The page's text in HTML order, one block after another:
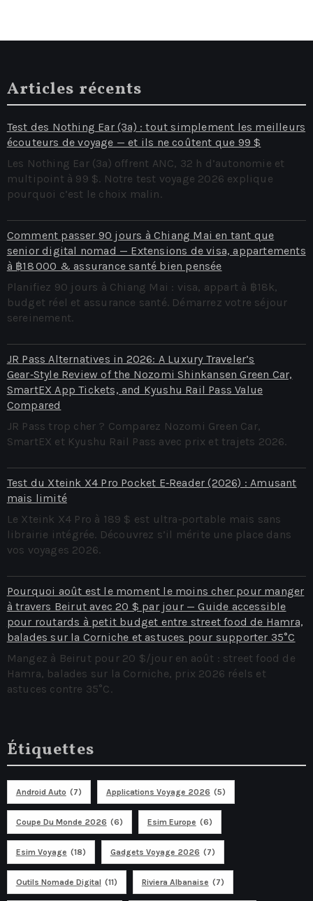
Articles récents
Test des Nothing Ear (3a) : tout simplement les meilleurs
écouteurs de voyage — et ils ne coûtent que 99 $
Les Nothing Ear (3a) offrent ANC, 32 h d’autonomie et
multipoint à 99 $. Notre test voyage 2026 explique
pourquoi c’est le choix malin.
Comment passer 90 jours à Chiang Mai en tant que
senior digital nomad — Extensions de visa, appartements
à ฿18 000 & assurance santé bien pensée
Planifiez 90 jours à Chiang Mai : visa, appart à ฿18k,
budget réel et assurance santé. Démarrez votre séjour
sereinement.
JR Pass Alternatives in 2026: A Luxury Traveler’s
Gear‑Style Review of the Nozomi Shinkansen Green Car,
SmartEX App Tickets, and Kyushu Rail Pass Value
Compared
JR Pass trop cher ? Comparez Nozomi Green Car,
SmartEX et Kyushu Rail Pass avec prix et trajets 2026.
Test du Xteink X4 Pro Pocket E‑Reader (2026) : Amusant
mais limité
Le Xteink X4 Pro à 189 $ est ultra‑portable mais sans
librairie intégrée. Découvrez s’il mérite une place dans
vos voyages 2026.
Pourquoi août est le moment le moins cher pour manger
à travers Beirut avec 20 $ par jour — Guide accessible
pour routards à petit budget entre street food de Hamra,
balades sur la Corniche et astuces pour supporter 35°C
Mangez à Beirut pour 20 $/jour en août : street food de
Hamra, balades sur la Corniche, prix 2026 réels et
astuces contre 35°C.
Étiquettes
Android Auto (7) Applications Voyage 2026 (5)
Coupe Du Monde 2026 (6) Esim Europe (6)
Esim Voyage (18) Gadgets Voyage 2026 (7)
Outils Nomade Digital (11) Riviera Albanaise (7)